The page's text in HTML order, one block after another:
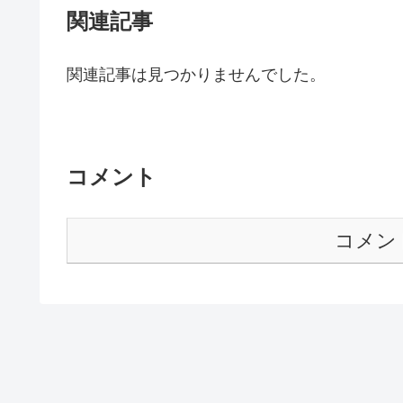
関連記事
関連記事は見つかりませんでした。
コメント
コメン